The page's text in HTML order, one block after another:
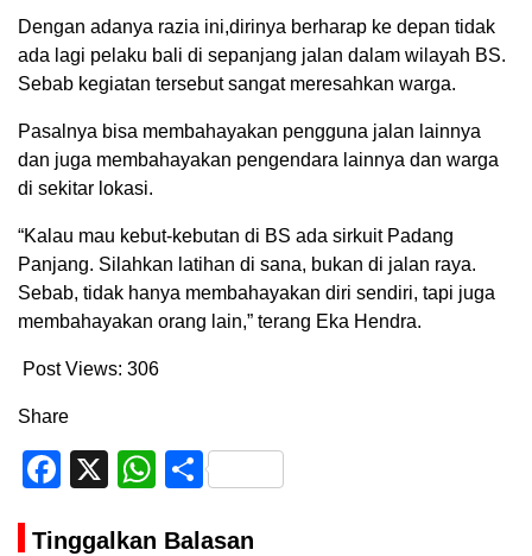
Dengan adanya razia ini,dirinya berharap ke depan tidak
ada lagi pelaku bali di sepanjang jalan dalam wilayah BS.
Sebab kegiatan tersebut sangat meresahkan warga.
Pasalnya bisa membahayakan pengguna jalan lainnya
dan juga membahayakan pengendara lainnya dan warga
di sekitar lokasi.
“Kalau mau kebut-kebutan di BS ada sirkuit Padang
Panjang. Silahkan latihan di sana, bukan di jalan raya.
Sebab, tidak hanya membahayakan diri sendiri, tapi juga
membahayakan orang lain,” terang Eka Hendra.
Post Views: 306
Share
Facebook
X WhatsApp
Share
Tinggalkan Balasan